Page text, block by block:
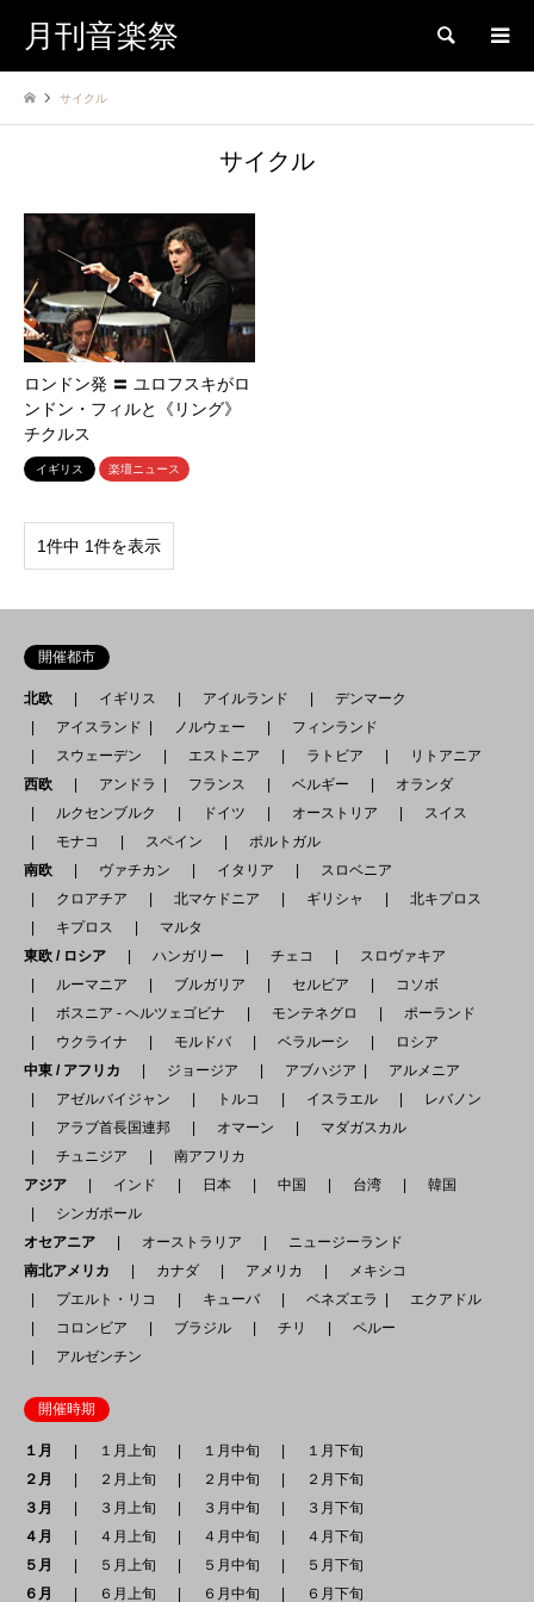
月刊音楽祭 検索
サイクル
サイクル
ロンドン発 〓 ユロフスキがロ
ンドン・フィルと《リング》
チクルス
イギリス 楽壇ニュース
1件中 1件を表示
開催都市
北欧 イギリス アイルランド
デンマーク
アイスランド
ノルウェー
フィンランド
スウェーデン
エストニア ラトビア
リトアニア
西欧
アンドラ フランス ベルギー
オランダ
ルクセンブルク
ドイツ オーストリア
スイス
モナコ
スペイン
ポルトガル
南欧
ヴァチカン イタリア
スロベニア
クロアチア
北マケドニア ギリシャ
北キプロス
キプロス
マルタ
東欧 / ロシア
ハンガリー チェコ
スロヴァキア
ルーマニア
ブルガリア セルビア
コソボ
ボスニア - ヘルツェゴビナ
モンテネグロ
ポーランド
ウクライナ
モルドバ ベラルーシ
ロシア
中東 / アフリカ
ジョージア アブハジア
アルメニア
アゼルバイジャン
トルコ イスラエル
レバノン
アラブ首長国連邦
オマーン
マダガスカル
チュニジア
南アフリカ
アジア
インド 日本 中国 台湾
韓国
シンガポール
オセアニア
オーストラリア
ニュージーランド
南北アメリカ
カナダ アメリカ
メキシコ
プエルト・リコ
キューバ ベネズエラ
エクアドル
コロンビア
ブラジル チリ
ペルー
アルゼンチン
開催時期
１月 １月上旬 １月中旬
１月下旬
２月
２月上旬 ２月中旬
２月下旬
３月
３月上旬 ３月中旬
３月下旬
４月
４月上旬 ４月中旬
４月下旬
５月
５月上旬 ５月中旬
５月下旬
６月
６月上旬 ６月中旬 ６月下旬